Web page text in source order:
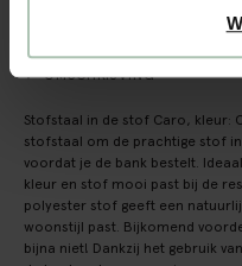
OMSCHRIJVING
Stofstaal in de stof Caro, kleur:
stofstaal om de prachtige stof
voordat je de bank bestelt.
kleur en stof mooi past bij de
polyester stof geeft een
woonstijl past. Bijkomend
bijna niet! Dankzij het gebruik